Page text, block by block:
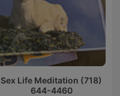
Sex Life Meditation (718)
644-4460